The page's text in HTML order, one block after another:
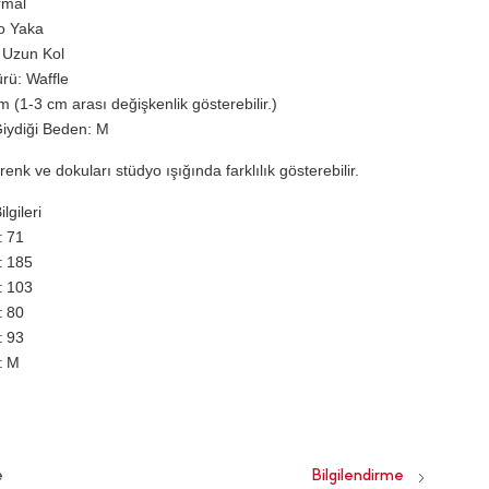
Yaka
Kol
Waffle
(1-3 cm arası değişkenlik gösterebilir.)
Beden: M
ve dokuları stüdyo ışığında farklılık gösterebilir.
71
185
103
80
93
M